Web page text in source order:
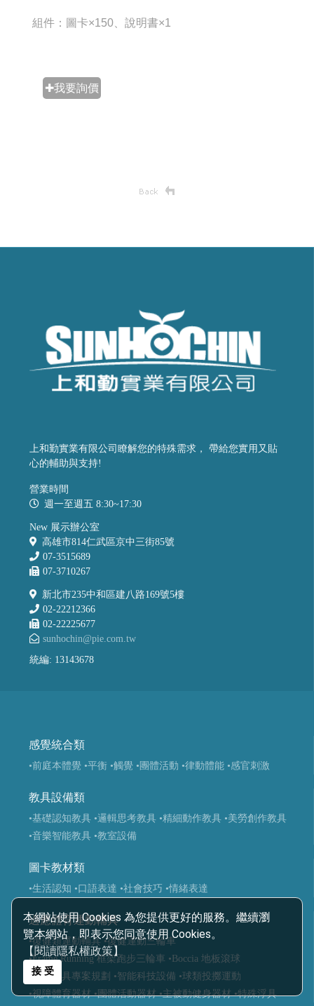
本網站使用 Cookies 為您提供更好的服務。繼續瀏
覽本網站，即表示您同意使用 Cookies。
【閱讀隱私權政策】
接 受
組件：圖卡×150、說明書×1
✚我要詢價
上和勤實業有限公司瞭解您的特殊需求， 帶給您實用又貼
心的輔助與支持!
營業時間
週一至週五 8:30~17:30
New 展示辦公室
高雄市814仁武區京中三街85號
07-3515689
07-3710267
新北市235中和區建八路169號5樓
02-22212366
02-22225677
sunhochin@pie.com.tw
統編: 13143678
感覺統合類
•前庭本體覺 •平衡 •觸覺 •團體活動 •律動體能 •感官刺激
教具設備類
•基礎認知教具 •邏輯思考教具 •精細動作教具 •美勞創作教具
•音樂智能教具 •教室設備
圖卡教材類
•生活認知 •口語表達 •社會技巧 •情緒表達
適應體育運動輔具
•復健類運動輔具 •復健運動三輪車
•Frame Running 框架跑步三輪車 •Boccia 地板滾球
•運動輔具專案規劃 •智能科技設備 •球類投擲運動
•視障體育器材 •團體活動器材 •主被動健身器材 •特殊浮具